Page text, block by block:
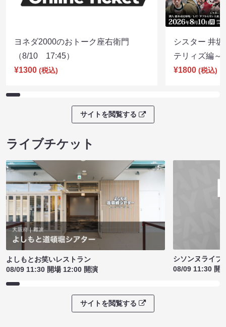
ヨネダ2000のおトーク座右衛門
（8/10 17:45）
¥1300 (税込)
シスター 井
テリィズ編
¥1800 (税込)
サイトを閲覧する
ライブチケット
よしもとお笑いレストラン
08/09 11:30 開場 12:00 開演
シソンヌライ
08/09 11:30 開
サイトを閲覧する